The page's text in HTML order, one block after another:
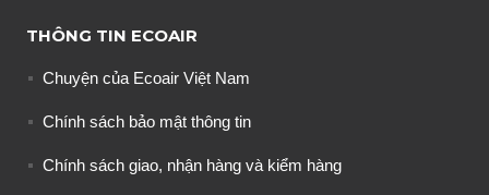
THÔNG TIN ECOAIR
Chuyện của Ecoair Việt Nam
Chính sách bảo mật thông tin
Chính sách giao, nhận hàng và kiểm hàng